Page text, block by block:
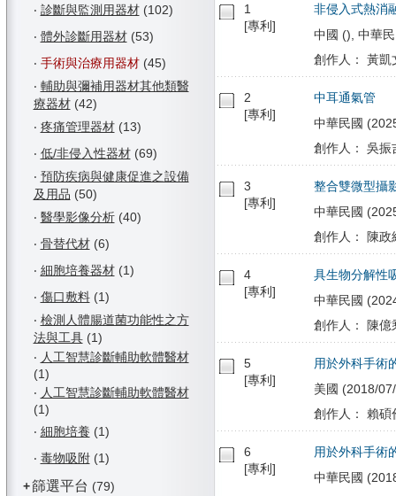
‧ 診斷與監測用器材(102)
‧ 體外診斷用器材(53)
‧ 手術與治療用器材(45)
‧ 輔助與彌補用器材其他類醫
療器材(42)
‧ 疼痛管理器材(13)
‧ 低/非侵入性器材(69)
‧ 預防疾病與健康促進之設備
及用品 (50)
‧ 醫學影像分析(40)
‧ 骨替代材(6)
‧ 細胞培養器材(1)
‧ 傷口敷料(1)
‧ 檢測人體腸道菌功能性之方
法與工具(1)
‧ 人工智慧診斷輔助軟體醫材
(1)
‧ 人工智慧診斷輔助軟體醫材
(1)
‧ 細胞培養 (1)
‧ 毒物吸附(1)
+篩選平台 (79)
1
[專利]
非侵入式熱消
中國 (), 中華
創作人： 黃凱
2
[專利]
中耳通氣管
中華民國
創作人： 吳振
3
[專利]
整合雙微型攝
中華民國
創作人： 陳政
4
[專利]
具生物分解性
中華民國
創作人： 陳億
5
[專利]
用於外科手術
美國 (2018/
創作人： 賴碩
6
[專利]
用於外科手術
中華民國